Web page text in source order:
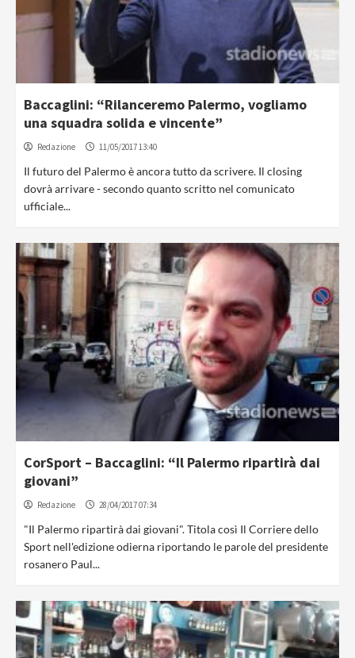
Baccaglini: “Rilanceremo Palermo, vogliamo
una squadra solida e vincente”
Redazione 11/05/2017 13:40
Il futuro del Palermo è ancora tutto da scrivere. Il closing
dovrà arrivare - secondo quanto scritto nel comunicato
ufficiale...
CorSport – Baccaglini: “Il Palermo ripartirà dai
giovani”
Redazione 28/04/2017 07:34
"Il Palermo ripartirà dai giovani". Titola così Il Corriere dello
Sport nell'edizione odierna riportando le parole del presidente
rosanero Paul...